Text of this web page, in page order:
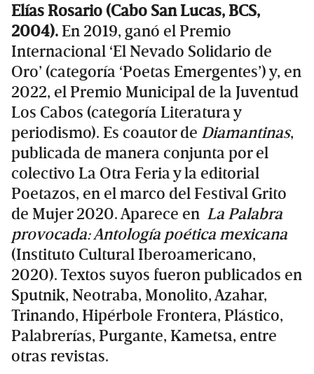
Elías Rosario (Cabo San Lucas, BCS,
2004). En 2019, ganó el Premio
Internacional ‘El Nevado Solidario de
Oro’ (categoría ‘Poetas Emergentes’) y, en
2022, el Premio Municipal de la Juventud
Los Cabos (categoría Literatura y
periodismo). Es coautor de Diamantinas,
publicada de manera conjunta por el
colectivo La Otra Feria y la editorial
Poetazos, en el marco del Festival Grito
de Mujer 2020. Aparece en La Palabra
provocada: Antología poética mexicana
(Instituto Cultural Iberoamericano,
2020). Textos suyos fueron publicados en
Sputnik, Neotraba, Monolito, Azahar,
Trinando, Hipérbole Frontera, Plástico,
Palabrerías, Purgante, Kametsa, entre
otras revistas.